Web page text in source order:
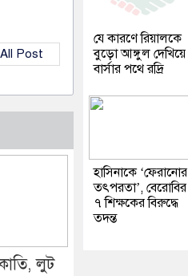
Post
লুট
যে কারণে রিয়ালকে
বুড়ো আঙ্গুল দেখিয়ে
বার্সার পথে রদ্রি
হাসিনাকে ‘ফেরানোর
তৎপরতা’, বেরোবির
৭ শিক্ষকের বিরুদ্ধে
তদন্ত